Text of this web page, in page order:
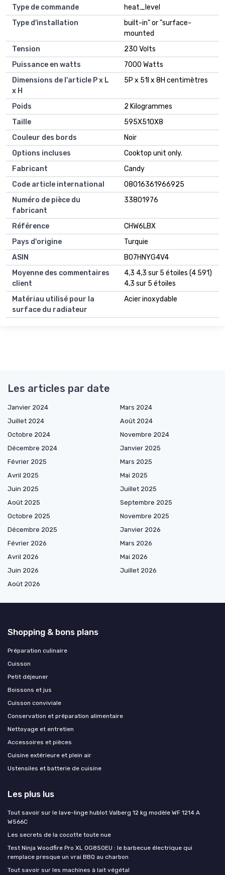
Type de commande
heat_level
Type d'installation
built-in" or "surface-
mounted
Tension
230 Volts
Puissance en watts
7000 Watts
Dimensions de l'article P x L
x H
5P x 51l x 8H centimètres
Poids
2 Kilogrammes
Taille
595X510X8
Couleur des bords
Noir
Options incluses
Cooktop unit only.
Fabricant
Candy
Code article international
08016361966925
Numéro de pièce du
fabricant
33801976
Référence
CHW6LBX
Pays d'origine
Turquie
ASIN
B07HNYG4V4
Moyenne des commentaires
client
4,3 4,3 sur 5 étoiles (4 591)
4,3 sur 5 étoiles
Matériau utilisé pour la
surface du radiateur
Acier inoxydable
Les articles par date
Janvier 2024
Mars 2024
Juillet 2024
Août 2024
Octobre 2024
Novembre 2024
Décembre 2024
Janvier 2025
Février 2025
Mars 2025
Avril 2025
Mai 2025
Juin 2025
Juillet 2025
Août 2025
Septembre 2025
Octobre 2025
Novembre 2025
Décembre 2025
Janvier 2026
Février 2026
Mars 2026
Avril 2026
Mai 2026
Juin 2026
Juillet 2026
Août 2026
Shopping & bons plans
Préparation culinaire
Cuisson
Petit déjeuner
Boissons et jus
Cuisson conviviale
Conservation et préparation alimentaire
Nettoyage et entretien
Accessoires et pièces
Cuisine extérieure et plein air
Ustensiles et batterie de cuisine
Les plus lus
Tout savoir sur le lave-linge hublot Valberg 12 kg modèle WF 1214 A
W566C
Les secrets de la cocotte toute nue
Test Ninja Woodfire Pro XL OG850EU : le barbecue électrique qui
remplace presque un vrai BBQ au charbon
Tout savoir sur les machines à lait végétal